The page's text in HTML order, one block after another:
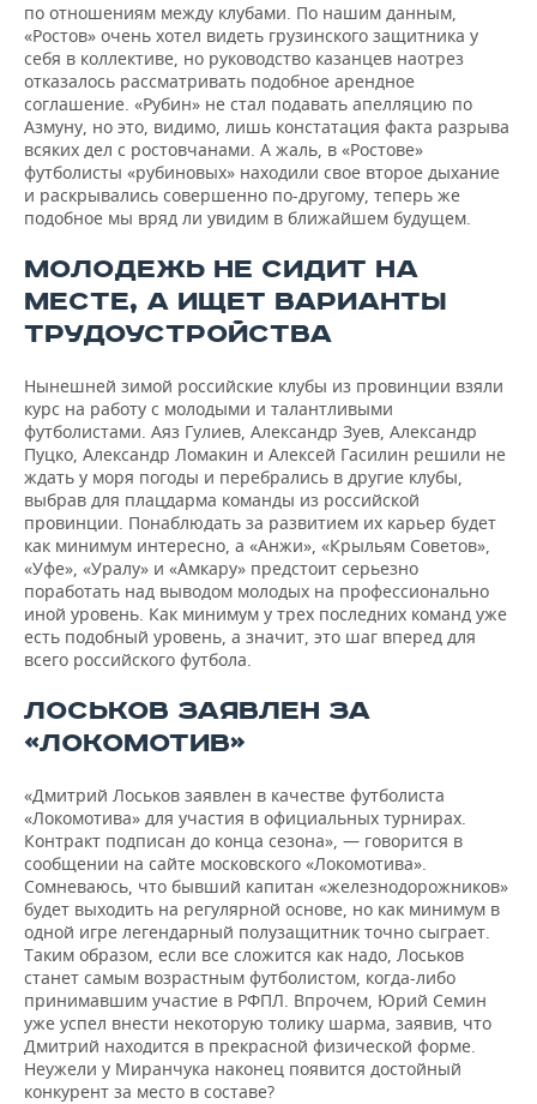
по отношениям между клубами. По нашим данным,
«Ростов» очень хотел видеть грузинского защитника у
себя в коллективе, но руководство казанцев наотрез
отказалось рассматривать подобное арендное
соглашение. «Рубин» не стал подавать апелляцию по
Азмуну, но это, видимо, лишь констатация факта разрыва
всяких дел с ростовчанами. А жаль, в «Ростове»
футболисты «рубиновых» находили свое второе дыхание
и раскрывались совершенно по-другому, теперь же
подобное мы вряд ли увидим в ближайшем будущем.
МОЛОДЕЖЬ НЕ СИДИТ НА
МЕСТЕ, А ИЩЕТ ВАРИАНТЫ
ТРУДОУСТРОЙСТВА
Нынешней зимой российские клубы из провинции взяли
курс на работу с молодыми и талантливыми
футболистами. Аяз Гулиев, Александр Зуев, Александр
Пуцко, Александр Ломакин и Алексей Гасилин решили не
ждать у моря погоды и перебрались в другие клубы,
выбрав для плацдарма команды из российской
провинции. Понаблюдать за развитием их карьер будет
как минимум интересно, а «Анжи», «Крыльям Советов»,
«Уфе», «Уралу» и «Амкару» предстоит серьезно
поработать над выводом молодых на профессионально
иной уровень. Как минимум у трех последних команд уже
есть подобный уровень, а значит, это шаг вперед для
всего российского футбола.
ЛОСЬКОВ ЗАЯВЛЕН ЗА
«ЛОКОМОТИВ»
«Дмитрий Лоськов заявлен в качестве футболиста
«Локомотива» для участия в официальных турнирах.
Контракт подписан до конца сезона», — говорится в
сообщении на сайте московского «Локомотива».
Сомневаюсь, что бывший капитан «железнодорожников»
будет выходить на регулярной основе, но как минимум в
одной игре легендарный полузащитник точно сыграет.
Таким образом, если все сложится как надо, Лоськов
станет самым возрастным футболистом, когда-либо
принимавшим участие в РФПЛ. Впрочем, Юрий Семин
уже успел внести некоторую толику шарма, заявив, что
Дмитрий находится в прекрасной физической форме.
Неужели у Миранчука наконец появится достойный
конкурент за место в составе?